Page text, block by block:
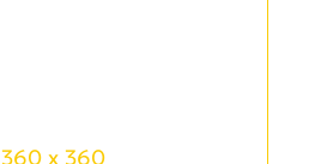
360 x 360